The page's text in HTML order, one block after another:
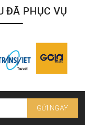
ĐÃ PHỤC VỤ
GỬI NGAY